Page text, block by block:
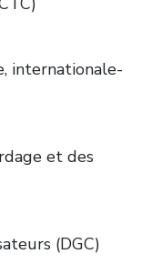
internationale-
et des
(DGC)